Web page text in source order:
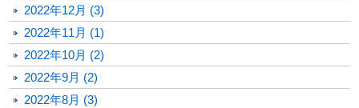
2022年12月 (3)
2022年11月 (1)
2022年10月 (2)
2022年9月 (2)
2022年8月 (3)